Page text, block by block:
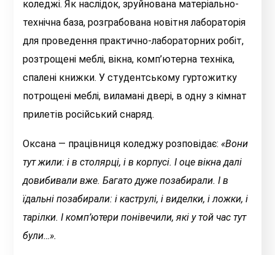
коледжі. Як наслідок, зруйнована матеріально-
технічна база, розграбована новітня лабораторія
для проведення практично-лабораторних робіт,
розтрощені меблі, вікна, комп’ютерна техніка,
спалені книжки. У студентському гуртожитку
потрощені меблі, виламані двері, в одну з кімнат
прилетів російський снаряд.
Оксана — працівниця коледжу розповідає:«Вони
тут жили: і в столярці, і в корпусі. І оце вікна далі
довибивали вже. Багато дуже позабирали. І в
їдальні позабирали: і каструлі, і виделки, і ложки, і
тарілки. І комп’ютери понівечили, які у той час тут
були…».